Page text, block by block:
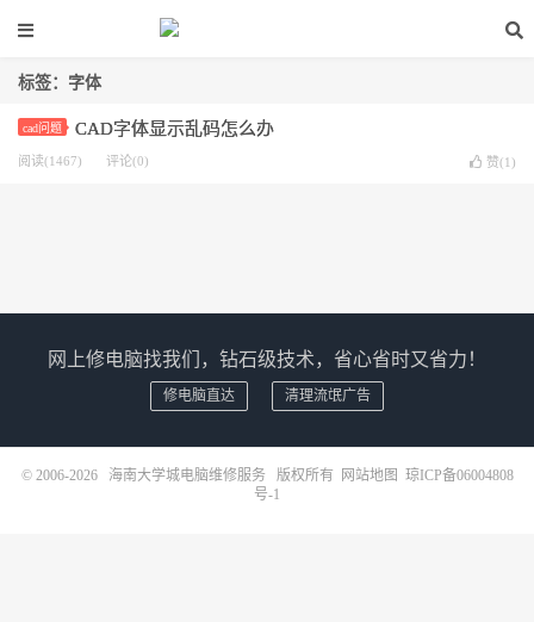
标签：字体
cad问题 CAD字体显示乱码怎么办
阅读(1467) 评论(0) 赞(1 )
网上修电脑找我们，钻石级技术，省心省时又省力！
修电脑直达 清理流氓广告
© 2006-2026 海南大学城电脑维修服务 版权所有 网站地图 琼ICP备06004808
号-1